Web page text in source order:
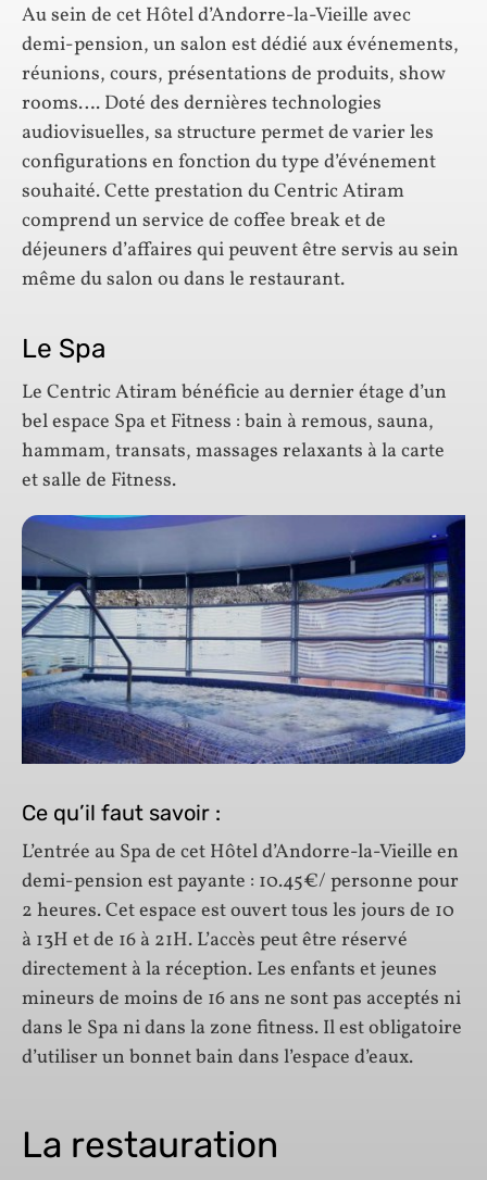
Au sein de cet Hôtel d’Andorre-la-Vieille avec
demi-pension, un salon est dédié aux événements,
réunions, cours, présentations de produits, show
rooms…. Doté des dernières technologies
audiovisuelles, sa structure permet de varier les
configurations en fonction du type d’événement
souhaité. Cette prestation du Centric Atiram
comprend un service de coffee break et de
déjeuners d’affaires qui peuvent être servis au sein
même du salon ou dans le restaurant.
Le Spa
Le Centric Atiram bénéficie au dernier étage d’un
bel espace Spa et Fitness : bain à remous, sauna,
hammam, transats, massages relaxants à la carte
et salle de Fitness.
Ce qu’il faut savoir :
L’entrée au Spa de cet Hôtel d’Andorre-la-Vieille en
demi-pension est payante : 10.45€/ personne pour
2 heures. Cet espace est ouvert tous les jours de 10
à 13H et de 16 à 21H. L’accès peut être réservé
directement à la réception. Les enfants et jeunes
mineurs de moins de 16 ans ne sont pas acceptés ni
dans le Spa ni dans la zone fitness. Il est obligatoire
d’utiliser un bonnet bain dans l’espace d’eaux.
La restauration